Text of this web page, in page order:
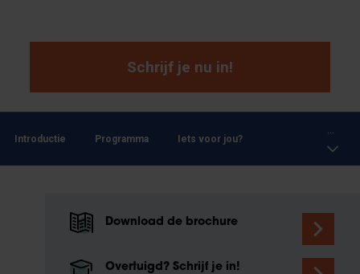
Schrijf je nu in!
Introductie Programma Iets voor jou?
Download de brochure
Overtuigd? Schrijf je in!